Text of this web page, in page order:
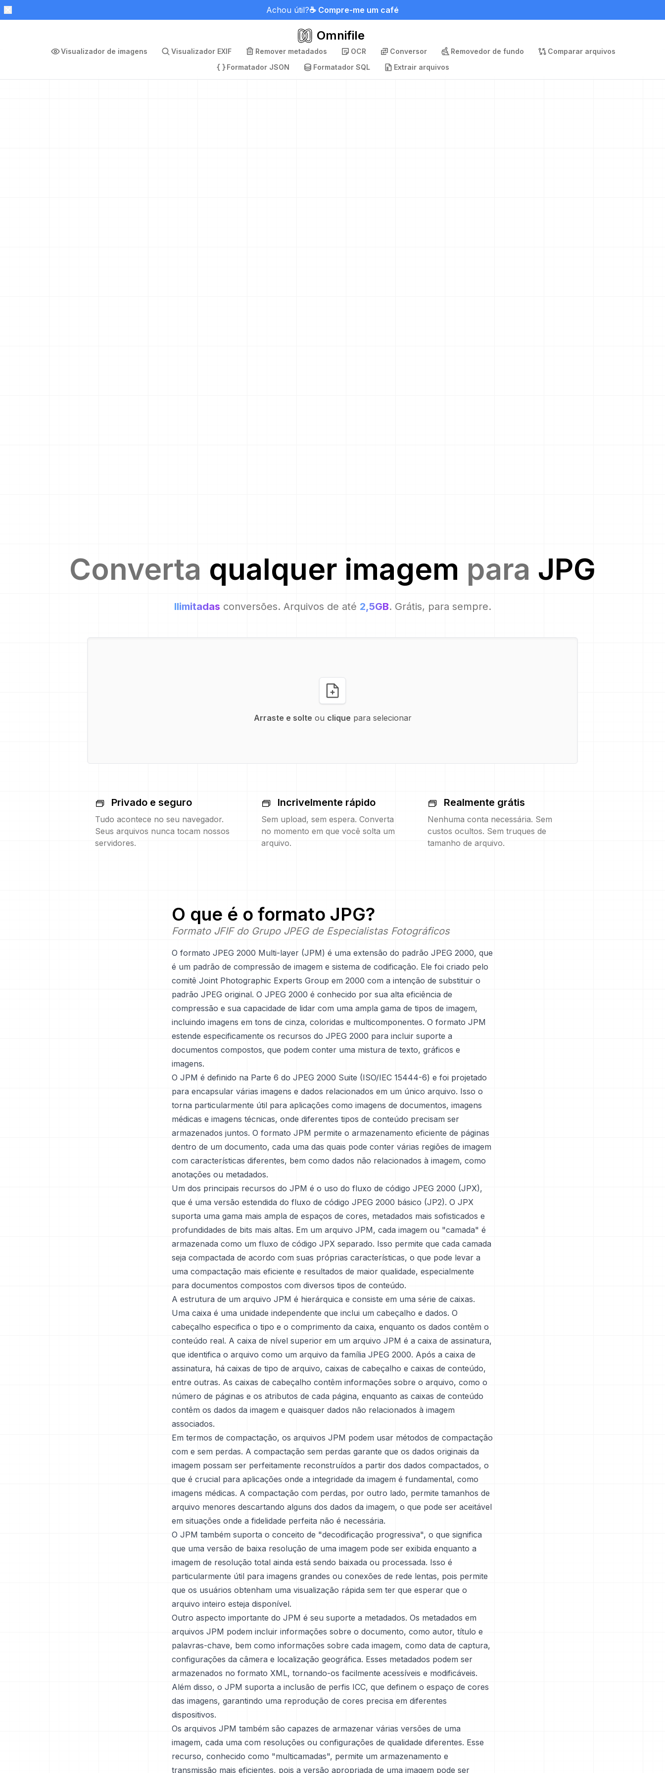
Achou útil?☕ Compre-me um café
Omnifile
Visualizador de imagens Visualizador EXIF Remover metadados OCR Conversor Removedor de fundo
Comparar arquivos
Formatador JSON
Formatador SQL Extrair arquivos
Converta qualquer imagem para JPG
Ilimitadas conversões. Arquivos de até 2,5GB. Grátis, para sempre.
Arraste e solte ou clique para selecionar
Privado e seguro
Tudo acontece no seu navegador.
Seus arquivos nunca tocam nossos
servidores.
Incrivelmente rápido
Sem upload, sem espera. Converta
no momento em que você solta um
arquivo.
Realmente grátis
Nenhuma conta necessária. Sem
custos ocultos. Sem truques de
tamanho de arquivo.
O que é o formato JPG?
Formato JFIF do Grupo JPEG de Especialistas Fotográficos
O formato JPEG 2000 Multi-layer (JPM) é uma extensão do padrão JPEG 2000, que
é um padrão de compressão de imagem e sistema de codificação. Ele foi criado pelo
comitê Joint Photographic Experts Group em 2000 com a intenção de substituir o
padrão JPEG original. O JPEG 2000 é conhecido por sua alta eficiência de
compressão e sua capacidade de lidar com uma ampla gama de tipos de imagem,
incluindo imagens em tons de cinza, coloridas e multicomponentes. O formato JPM
estende especificamente os recursos do JPEG 2000 para incluir suporte a
documentos compostos, que podem conter uma mistura de texto, gráficos e
imagens.
O JPM é definido na Parte 6 do JPEG 2000 Suite (ISO/IEC 15444-6) e foi projetado
para encapsular várias imagens e dados relacionados em um único arquivo. Isso o
torna particularmente útil para aplicações como imagens de documentos, imagens
médicas e imagens técnicas, onde diferentes tipos de conteúdo precisam ser
armazenados juntos. O formato JPM permite o armazenamento eficiente de páginas
dentro de um documento, cada uma das quais pode conter várias regiões de imagem
com características diferentes, bem como dados não relacionados à imagem, como
anotações ou metadados.
Um dos principais recursos do JPM é o uso do fluxo de código JPEG 2000 (JPX),
que é uma versão estendida do fluxo de código JPEG 2000 básico (JP2). O JPX
suporta uma gama mais ampla de espaços de cores, metadados mais sofisticados e
profundidades de bits mais altas. Em um arquivo JPM, cada imagem ou "camada" é
armazenada como um fluxo de código JPX separado. Isso permite que cada camada
seja compactada de acordo com suas próprias características, o que pode levar a
uma compactação mais eficiente e resultados de maior qualidade, especialmente
para documentos compostos com diversos tipos de conteúdo.
A estrutura de um arquivo JPM é hierárquica e consiste em uma série de caixas.
Uma caixa é uma unidade independente que inclui um cabeçalho e dados. O
cabeçalho especifica o tipo e o comprimento da caixa, enquanto os dados contêm o
conteúdo real. A caixa de nível superior em um arquivo JPM é a caixa de assinatura,
que identifica o arquivo como um arquivo da família JPEG 2000. Após a caixa de
assinatura, há caixas de tipo de arquivo, caixas de cabeçalho e caixas de conteúdo,
entre outras. As caixas de cabeçalho contêm informações sobre o arquivo, como o
número de páginas e os atributos de cada página, enquanto as caixas de conteúdo
contêm os dados da imagem e quaisquer dados não relacionados à imagem
associados.
Em termos de compactação, os arquivos JPM podem usar métodos de compactação
com e sem perdas. A compactação sem perdas garante que os dados originais da
imagem possam ser perfeitamente reconstruídos a partir dos dados compactados, o
que é crucial para aplicações onde a integridade da imagem é fundamental, como
imagens médicas. A compactação com perdas, por outro lado, permite tamanhos de
arquivo menores descartando alguns dos dados da imagem, o que pode ser aceitável
em situações onde a fidelidade perfeita não é necessária.
O JPM também suporta o conceito de "decodificação progressiva", o que significa
que uma versão de baixa resolução de uma imagem pode ser exibida enquanto a
imagem de resolução total ainda está sendo baixada ou processada. Isso é
particularmente útil para imagens grandes ou conexões de rede lentas, pois permite
que os usuários obtenham uma visualização rápida sem ter que esperar que o
arquivo inteiro esteja disponível.
Outro aspecto importante do JPM é seu suporte a metadados. Os metadados em
arquivos JPM podem incluir informações sobre o documento, como autor, título e
palavras-chave, bem como informações sobre cada imagem, como data de captura,
configurações da câmera e localização geográfica. Esses metadados podem ser
armazenados no formato XML, tornando-os facilmente acessíveis e modificáveis.
Além disso, o JPM suporta a inclusão de perfis ICC, que definem o espaço de cores
das imagens, garantindo uma reprodução de cores precisa em diferentes
dispositivos.
Os arquivos JPM também são capazes de armazenar várias versões de uma
imagem, cada uma com resoluções ou configurações de qualidade diferentes. Esse
recurso, conhecido como "multicamadas", permite um armazenamento e
transmissão mais eficientes, pois a versão apropriada de uma imagem pode ser